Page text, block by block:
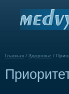
Главная / Здоровье /